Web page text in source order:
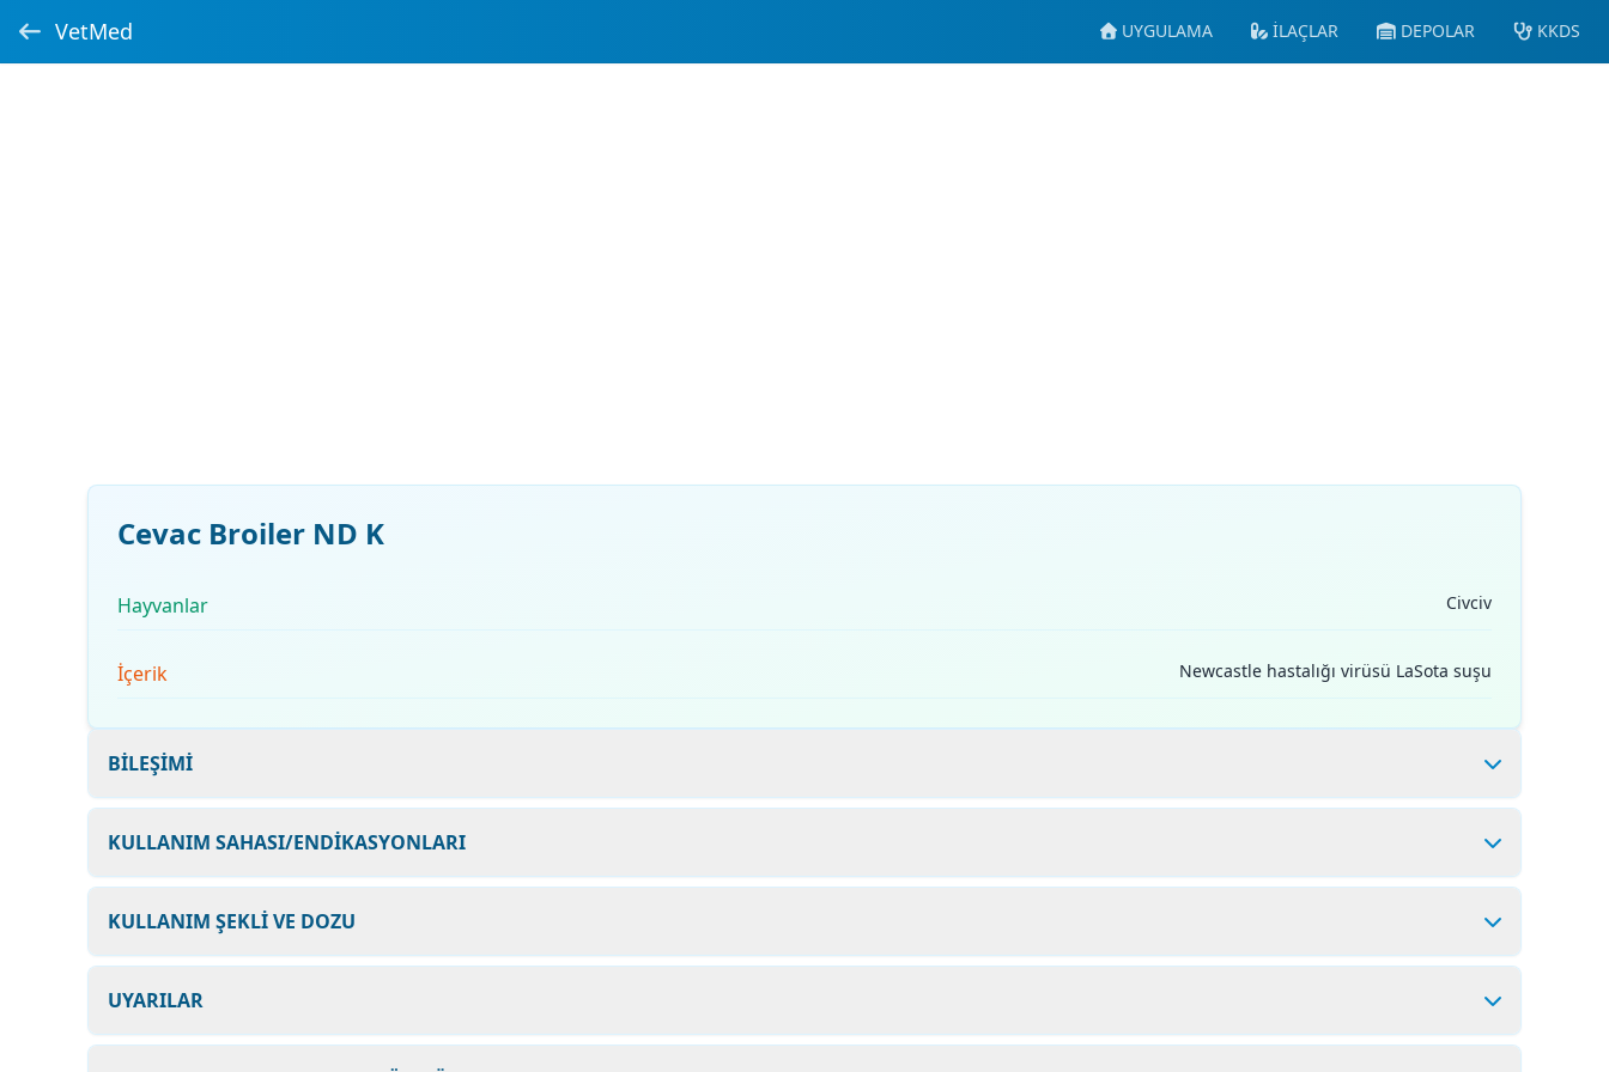
VetMed UYGULAMA İLAÇLAR DEPOLAR KKDS
Cevac Broiler ND K
Hayvanlar Civciv
İçerik Newcastle hastalığı virüsü LaSota suşu
BİLEŞİMİ
KULLANIM SAHASI/ENDİKASYONLARI
KULLANIM ŞEKLİ VE DOZU
UYARILAR